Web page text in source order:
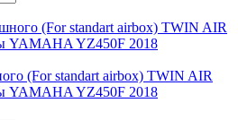
(For standart airbox) TWIN AIR
YAMAHA YZ450F 2018